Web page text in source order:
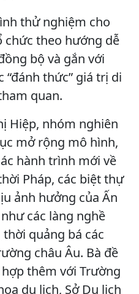
thử nghiệm cho
chức theo hướng dễ
bộ và gắn với
“đánh thức” giá trị di
quan.
Hiệp, nhóm nghiên
mở rộng mô hình,
hành trình mới về
Pháp, các biệt thự
ảnh hưởng của Ấn
các làng nghề
quảng bá các
châu Âu. Bà đề
thêm với Trường
du lịch, Sở Du lịch